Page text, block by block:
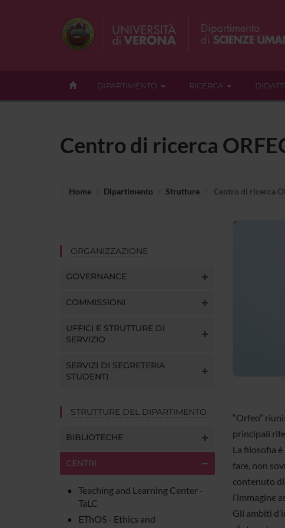
DIPARTIMENTO RICERCA
Centro di ricerca
Home Dipartimento Strutture Centro di ricerca
ORGANIZZAZIONE
GOVERNANCE
COMMISSIONI
UFFICI E STRUTTURE DI
SERVIZIO
SERVIZI DI SEGRETERIA
STUDENTI
STRUTTURE DEL DIPARTIMENTO
BIBLIOTECHE
CENTRI
Teaching and Learning Center -
TaLC
EThOS - Ethics and
“Orfeo”
principali
La filosofia
fare, non
contenuto
l’immagine
Gli ambiti